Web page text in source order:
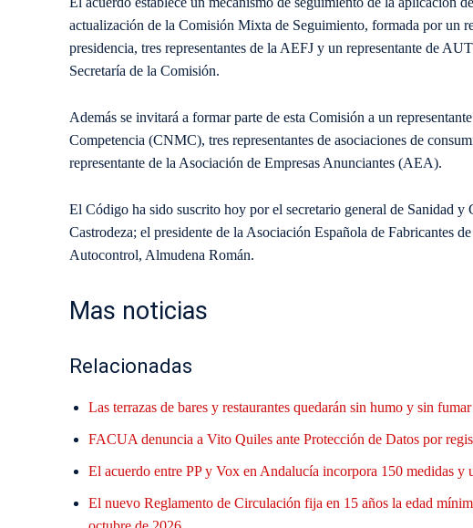
actualización de la Comisión Mixta de Seguimiento, formada por un
presidencia, tres representantes de la AEFJ y un representante de
Secretaría de la Comisión.
Además se invitará a formar parte de esta Comisión a un
Competencia (CNMC), tres representantes de asociaciones de
representante de la Asociación de Empresas Anunciantes (AEA).
El Código ha sido suscrito hoy por el secretario general de Sanidad
Castrodeza; el presidente de la Asociación Española de Fabricantes
Autocontrol, Almudena Román.
Mas noticias
Relacionadas
Las terrazas de bares y restaurantes quedarán sin humo y sin
FACUA denuncia a Vito Quiles ante Protección de Datos por
El acuerdo entre PP y Vox en Andalucía incorpora 150 medidas y
El nuevo Reglamento de Circulación fija en 15 años la edad